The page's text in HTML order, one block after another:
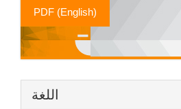
PDF (English)
اللغة